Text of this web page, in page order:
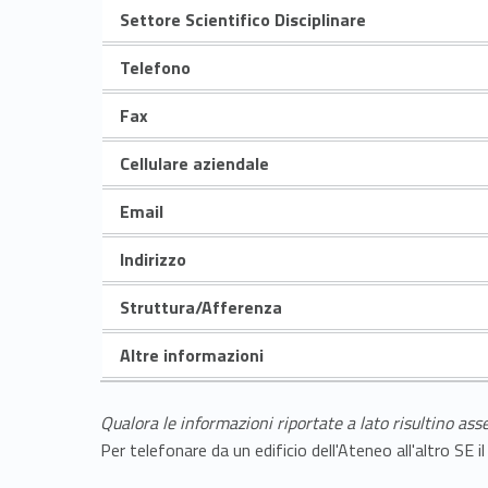
Settore Scientifico Disciplinare
Telefono
Fax
Cellulare aziendale
Email
Indirizzo
Struttura/Afferenza
Altre informazioni
Qualora le informazioni riportate a lato risultino
Per telefonare da un edificio dell'Ateneo all'altro